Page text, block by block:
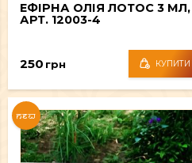
ЕФІРНА ОЛІЯ ЛОТОС 3 МЛ,
АРТ. 12003-4
250 грн КУПИТИ
NEW